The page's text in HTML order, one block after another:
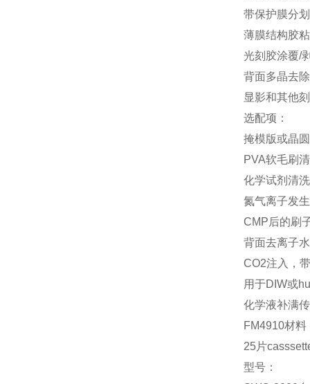
带保护膜分
薄膜结构胶
光刻胶涂覆/
背面多晶去除
显影和其他
选配项：
掩模版或晶
PVA软毛刷
化学试剂清
氮气离子发
CMP后的刷
背面去离子
CO2注入，
用于DIW或
化学液补满
FM4910材料
25片
型号：